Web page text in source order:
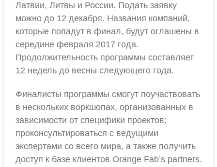
Латвии, Литвы и России. Подать заявку
можно до 12 декабря. Названия компаний,
которые попадут в финал, будут оглашены в
середине февраля 2017 года.
Продолжительность программы составляет
12 недель до весны следующего года.
Финалисты программы смогут поучаствовать
в нескольких воркшопах, организованных в
зависимости от специфики проектов;
проконсультироваться с ведущими
экспертами со всего мира, а также получить
доступ к базе клиентов Orange Fab’s partners.